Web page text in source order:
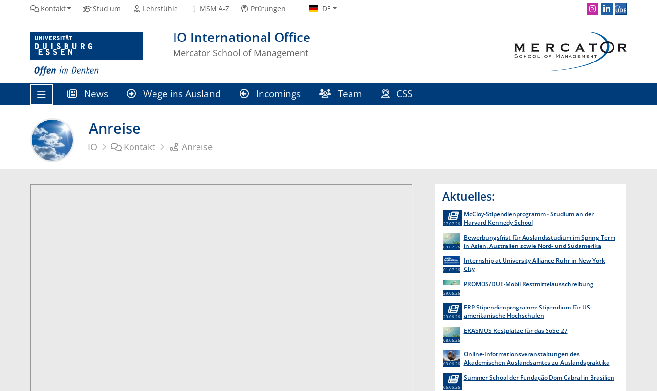
IO International Office
Mercator School of Management
Kontakt Studium Lehrstühle MSM A-Z Prüfungen DE Social Media Navigation
News Wege ins Ausland Incomings Team CSS
Anreise
IO Kontakt Anreise
Aktuelles:
McCloy-Stipendienprogramm - Studium an der
Harvard Kennedy School
27.07.26
Bewerbungsfrist für Auslandsstudium im Spring Term
in Asien, Australien sowie Nord- und Südamerika
09.07.26
Internship at University Alliance Ruhr in New York
City
01.07.26
PROMOS/DUE-Mobil Restmittelausschreibung
29.06.26
ERP Stipendienprogramm: Stipendium für US-
amerikanische Hochschulen
29.06.26
ERASMUS Restplätze für das SoSe 27
08.06.26
Online-Informationsveranstaltungen des
Akademischen Auslandsamtes zu Auslandspraktika
03.06.26
Summer School der Fundação Dom Cabral in Brasilien
06.05.26